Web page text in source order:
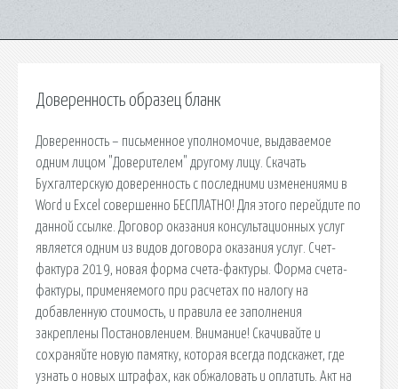
Доверенность образец бланк
Доверенность – письменное уполномочие, выдаваемое
одним лицом "Доверителем" другому лицу. Скачать
Бухгалтерскую доверенность с последними изменениями в
Word и Excel совершенно БЕСПЛАТНО! Для этого перейдите по
данной ссылке. Договор оказания консультационных услуг
является одним из видов договора оказания услуг. Счет-
фактура 2019, новая форма счета-фактуры. Форма счета-
фактуры, применяемого при расчетах по налогу на
добавленную стоимость, и правила ее заполнения
закреплены Постановлением. Внимание! Скачивайте и
сохраняйте новую памятку, которая всегда подскажет, где
узнать о новых штрафах, как обжаловать и оплатить. Акт на